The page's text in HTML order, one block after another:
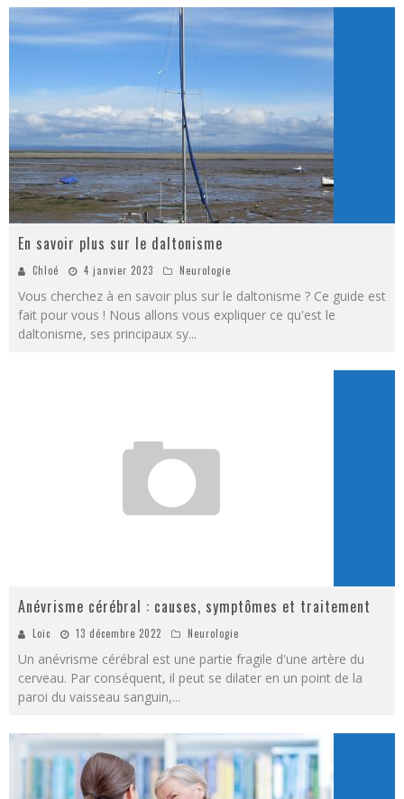
En savoir plus sur le daltonisme
Chloé 4 janvier 2023 Neurologie
Vous cherchez à en savoir plus sur le daltonisme ? Ce guide est
fait pour vous ! Nous allons vous expliquer ce qu'est le
daltonisme, ses principaux sy...
Anévrisme cérébral : causes, symptômes et traitement
Loic 13 décembre 2022 Neurologie
Un anévrisme cérébral est une partie fragile d'une artère du
cerveau. Par conséquent, il peut se dilater en un point de la
paroi du vaisseau sanguin,...